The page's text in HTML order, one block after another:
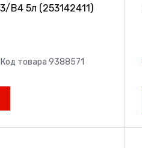
B4 5л (253142411)
Код товара 9388571